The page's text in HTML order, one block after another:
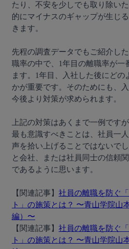
たり、不安を少しでも取り除い
的にマイナスのギャップが生じ
きます。
先程の調査データでもご紹介し
職率の中で、1年目の離職率が一
ます。1年目、入社した後にど
かが重要です。そのためにも、
今後より対策が求められます。
上記の対策はあくまで一例です
最も意識すべきことは、社員一
声を拾い上げることではないで
と会社、または社員同士の信頼
であるように思います。
【関連記事】 社員の離職を防ぐ
ト」の施策とは？ 〜青山学院山
編）〜
【関連記事】 社員の離職を防ぐ
ト」の施策とは？ 〜青山学院山